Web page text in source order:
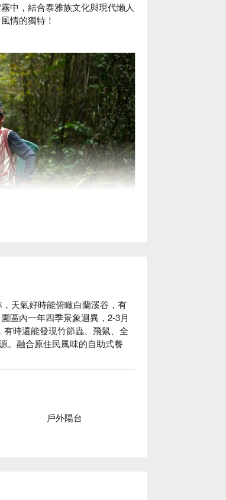
中，結合泰雅族文化與現代懶人
情的獨特！
文化的智慧與精神。我們將與在
的故事，感受山林與部落文化的
山林的聲音，幸運時還能一睹
天氣好時能俯瞰白蘭溪谷，有
區內一年四季景象迴異，2-3月
時還能發現竹節蟲、飛鼠、全
。融合原住民風味的自助式餐
戶外陽台